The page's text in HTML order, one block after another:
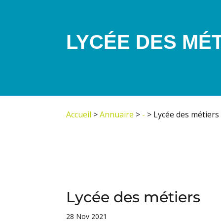
LYCÉE DES
Accueil >Annuaire > - > Lycée des métiers
Lycée des métiers
28 Nov 2021